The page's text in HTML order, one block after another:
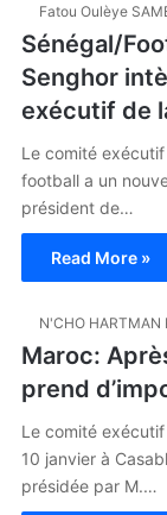
Fatou Oulèye
Sénégal/
Senghor
exécutif de
Le comité
football a un
président de…
Read More »
N'CHO HARTMAN
Maroc:
prend
Le comité exécutif
10 janvier à
présidée par M.…